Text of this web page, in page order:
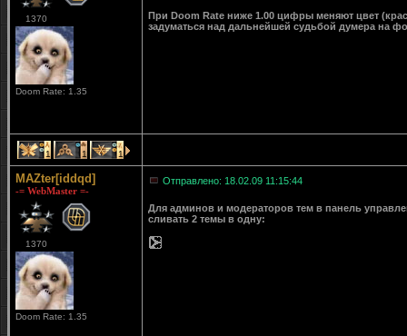
1370
Doom Rate: 1.35
При Doom Rate ниже 1.00 цифры меняют цвет
задуматься над дальнейшей судьбой думера на
1 1 1
MAZter[iddqd]
-= WebMaster =-
1370
Doom Rate: 1.35
Отправлено: 18.02.09 11:15:44
Для админов и модераторов тем в панель
сливать 2 темы в одну: